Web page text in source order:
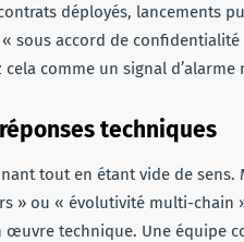
déployés, lancements
accord de confidentialité
comme un signal d’alarme
techniques
tout en étant vide de sens.
» ou « évolutivité multi-chain
œuvre technique. Une équipe